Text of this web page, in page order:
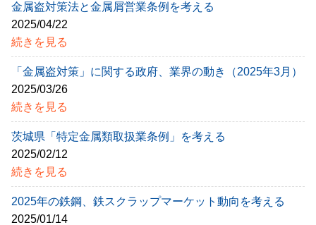
金属盗対策法と金属屑営業条例を考える
2025/04/22
続きを見る
「金属盗対策」に関する政府、業界の動き（2025年3月）
2025/03/26
続きを見る
茨城県「特定金属類取扱業条例」を考える
2025/02/12
続きを見る
2025年の鉄鋼、鉄スクラップマーケット動向を考える
2025/01/14